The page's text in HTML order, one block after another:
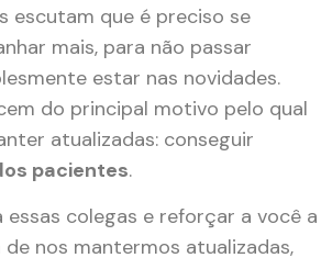
escutam que é preciso se
mais, para não passar
estar nas novidades.
do principal motivo pelo qual
atualizadas: conseguir
pacientes.
essas colegas e reforçar a você a
nos mantermos atualizadas,